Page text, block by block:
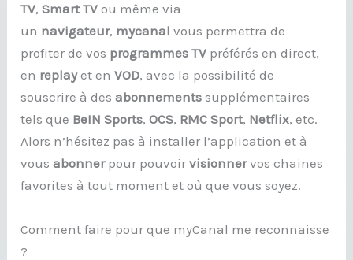
TV,Smart TV ou même via
un navigateur, mycanal vous permettra de
profiter de vos programmes TV préférés en direct,
en replayet enVOD, avec la possibilité de
souscrire à desabonnements supplémentaires
tels que BeIN Sports,OCS, RMC Sport, Netflix, etc.
Alors n’hésitez pas à installer l’application et à
vousabonnerpour pouvoirvisionnervos chaines
favorites à tout moment et où que vous soyez.
Comment faire pour que myCanal me reconnaisse
?